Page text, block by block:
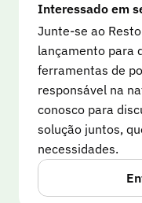
meio de imagens
de créditos de
sobre o impacto
créditos,
credibilidade aos
funcionalidade
recurso de
áreas com
Interessado em
Junte-se ao
lançamento para
ferramentas de
responsável na
conosco para
solução juntos,
necessidades.